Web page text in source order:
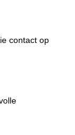
contact op